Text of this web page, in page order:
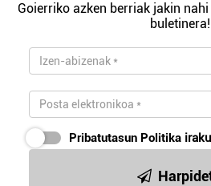
Goierriko azken berriak jakin
buletinera!
Pribatutasun Politika